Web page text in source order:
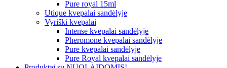
Pure royal 15ml
Utique kvepalai sandėlyje
Vyriški kvepalai
Intense kvepalai sandėlyje
Pheromone kvepalai sandėlyje
Pure kvepalai sandėlyje
Pure Royal kvepalai sandėlyje